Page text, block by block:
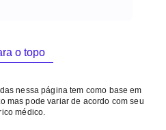
o topo
nessa página tem como base em
mas pode variar de acordo com seu
médico.